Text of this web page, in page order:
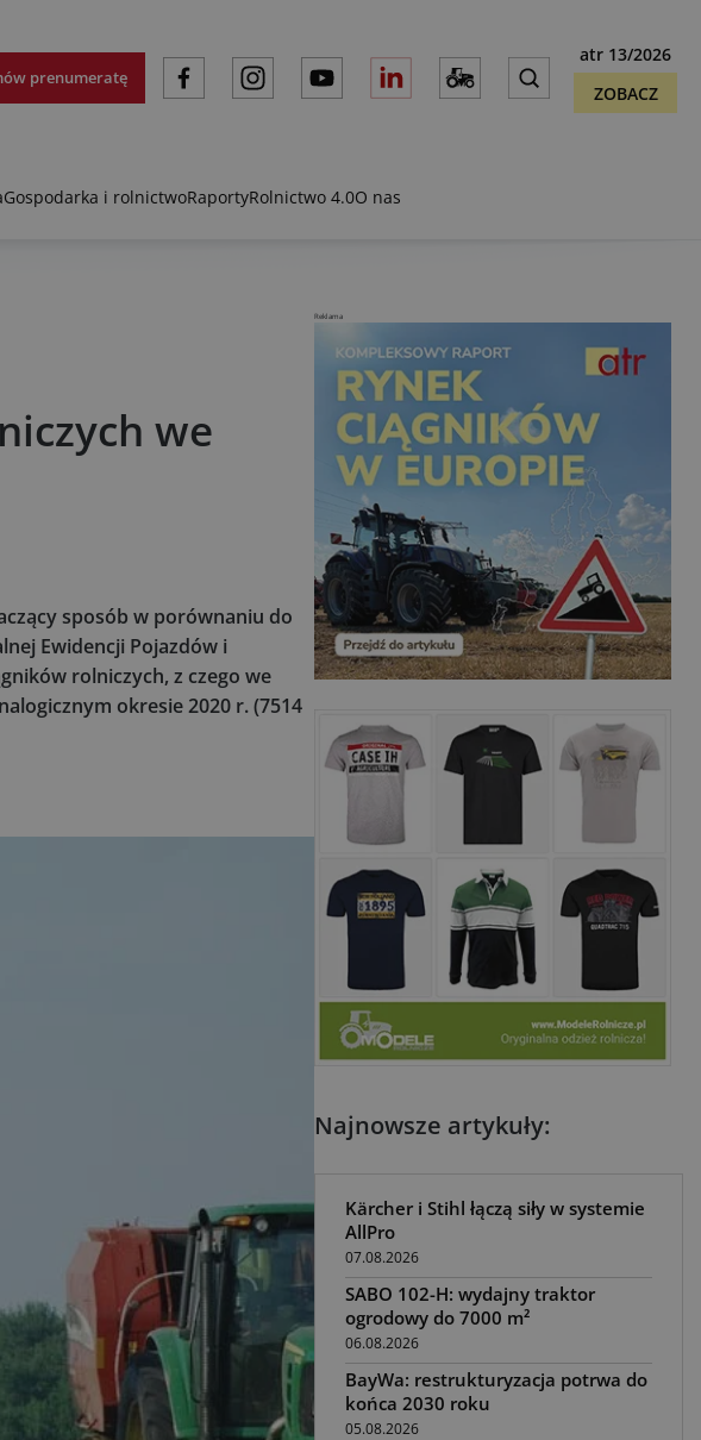
prenumeratę
atr 13/2026
ZOBACZ
Gospodarka i rolnictwoRaportyRolnictwo 4.0O nas
we
sposób w porównaniu do
Ewidencji Pojazdów i
rolniczych, z czego we
okresie 2020 r. (7514
Reklama
Najnowsze artykuły:
Kärcher i Stihl łączą siły w systemie
AllPro
07.08.2026
SABO 102-H: wydajny traktor
ogrodowy do 7000 m²
06.08.2026
BayWa: restrukturyzacja potrwa do
końca 2030 roku
05.08.2026